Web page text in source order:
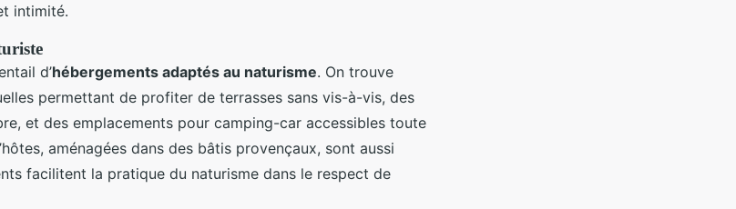
intimité.
d’hébergements adaptés au naturisme. On trouve
permettant de profiter de terrasses sans vis-à-vis, des
et des emplacements pour camping-car accessibles toute
aménagées dans des bâtis provençaux, sont aussi
facilitent la pratique du naturisme dans le respect de